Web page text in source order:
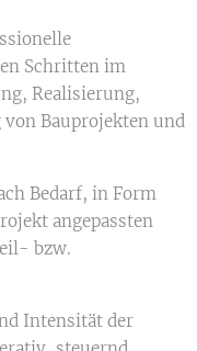
Schritten im
Realisierung,
Bauprojekten und
Bedarf, in Form
angepassten
bzw.
Intensität der